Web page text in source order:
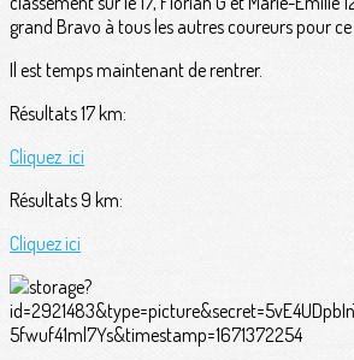
grand Bravo à tous les autres coureurs pour
Il est temps maintenant de rentrer.
Résultats 17 km:
Cliquez ici
Résultats 9 km:
Cliquez ici